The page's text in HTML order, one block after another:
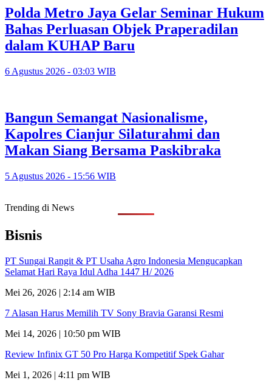
Polda Metro Jaya Gelar Seminar Hukum
Bahas Perluasan Objek Praperadilan
dalam KUHAP Baru
6 Agustus 2026 - 03:03 WIB
Bangun Semangat Nasionalisme,
Kapolres Cianjur Silaturahmi dan
Makan Siang Bersama Paskibraka
5 Agustus 2026 - 15:56 WIB
Trending di News
Bisnis
PT Sungai Rangit & PT Usaha Agro Indonesia Mengucapkan
Selamat Hari Raya Idul Adha 1447 H/ 2026
Mei 26, 2026 | 2:14 am WIB
7 Alasan Harus Memilih TV Sony Bravia Garansi Resmi
Mei 14, 2026 | 10:50 pm WIB
Review Infinix GT 50 Pro Harga Kompetitif Spek Gahar
Mei 1, 2026 | 4:11 pm WIB